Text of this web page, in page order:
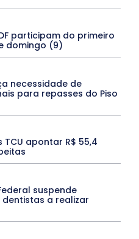
E OPORTUNIDADES
ENTORNO
Santo ESPORTE
Featured
Febre Amarela
ARTIFICIAL
INTERNACIONAL
LITERATURA
Maranhão
Grosso
Mato Grosso do Sul
MOBILIDADE
MPOX
SELETIVO
PUBLIEDITORIAL
PROFISSIONAL
Soltando o Verbo
TECNOLOGIA
participam do primeiro
domingo (9)
necessidade de
para repasses do Piso
TCU apontar R$ 55,4
suspende
a realizar